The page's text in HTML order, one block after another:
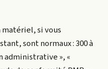
matériel, si vous
sont normaux : 300 à
administrative », «